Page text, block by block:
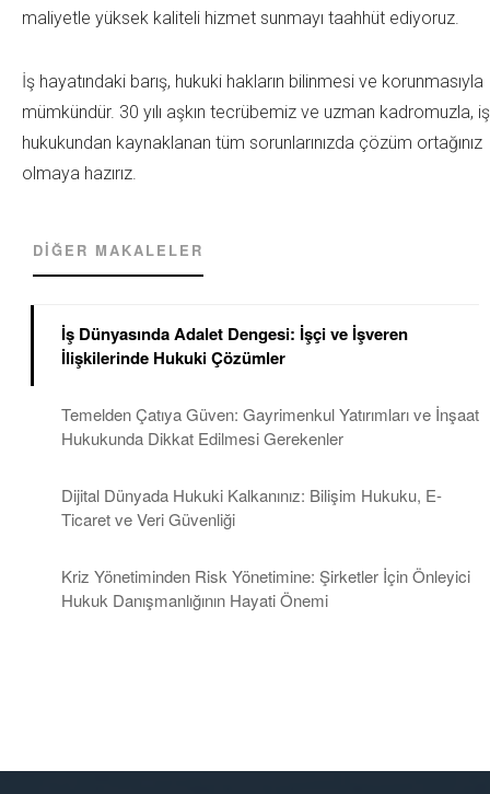
maliyetle yüksek kaliteli hizmet sunmayı taahhüt ediyoruz.
İş hayatındaki barış, hukuki hakların bilinmesi ve korunmasıyla
mümkündür. 30 yılı aşkın tecrübemiz ve uzman kadromuzla, iş
hukukundan kaynaklanan tüm sorunlarınızda çözüm ortağınız
olmaya hazırız.
DIĞER MAKALELER
İş Dünyasında Adalet Dengesi: İşçi ve İşveren
İlişkilerinde Hukuki Çözümler
Temelden Çatıya Güven: Gayrimenkul Yatırımları ve İnşaat
Hukukunda Dikkat Edilmesi Gerekenler
Dijital Dünyada Hukuki Kalkanınız: Bilişim Hukuku, E-
Ticaret ve Veri Güvenliği
Kriz Yönetiminden Risk Yönetimine: Şirketler İçin Önleyici
Hukuk Danışmanlığının Hayati Önemi